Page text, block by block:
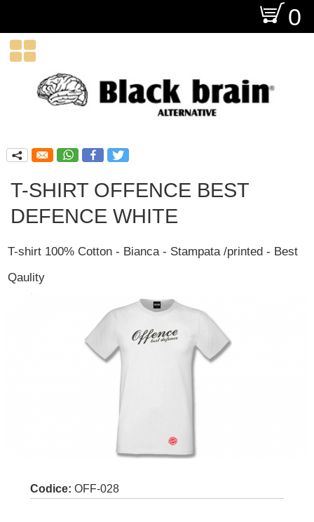
O 0

q
T-SHIRT OFFENCE BEST
DEFENCE WHITE
T-shirt 100% Cotton - Bianca - Stampata /printed - Best
Qaulity
Codice:OFF-028